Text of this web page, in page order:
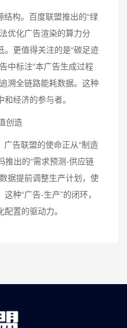
构。百度联盟推出的“绿
优化广告渲染的算力分
更值得关注的是“碳足迹
中标注“本广告生成过程
溯全链路能耗数据。这种
经济的参与者。
创造
告联盟的使命正从“制造
推出的“需求预测-供应链
据提前调整生产计划，使
种“广告-生产”的闭环，
置的驱动力。